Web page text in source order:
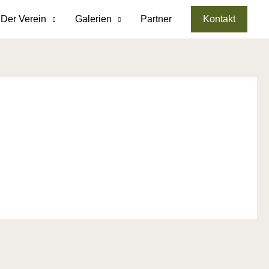
Der Verein Galerien Partner Kontakt